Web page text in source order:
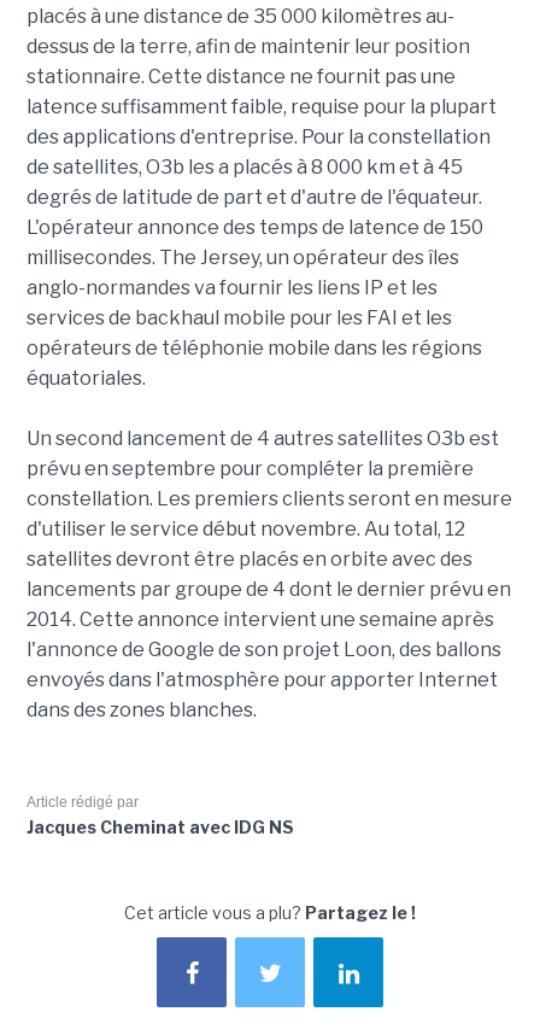
placés à une distance de 35 000 kilomètres au-
dessus de la terre, afin de maintenir leur position
stationnaire. Cette distance ne fournit pas une
latence suffisamment faible, requise pour la plupart
des applications d'entreprise. Pour la constellation
de satellites, O3b les a placés à 8 000 km et à 45
degrés de latitude de part et d'autre de l'équateur.
L'opérateur annonce des temps de latence de 150
millisecondes. The Jersey, un opérateur des îles
anglo-normandes va fournir les liens IP et les
services de backhaul mobile pour les FAI et les
opérateurs de téléphonie mobile dans les régions
équatoriales.
Un second lancement de 4 autres satellites O3b est
prévu en septembre pour compléter la première
constellation. Les premiers clients seront en mesure
d'utiliser le service début novembre. Au total, 12
satellites devront être placés en orbite avec des
lancements par groupe de 4 dont le dernier prévu en
2014. Cette annonce intervient une semaine après
l'annonce de Google de son projet Loon, des ballons
envoyés dans l'atmosphère pour apporter Internet
dans des zones blanches.
Article rédigé par
Jacques Cheminat avec IDG NS
Cet article vous a plu? Partagez le !